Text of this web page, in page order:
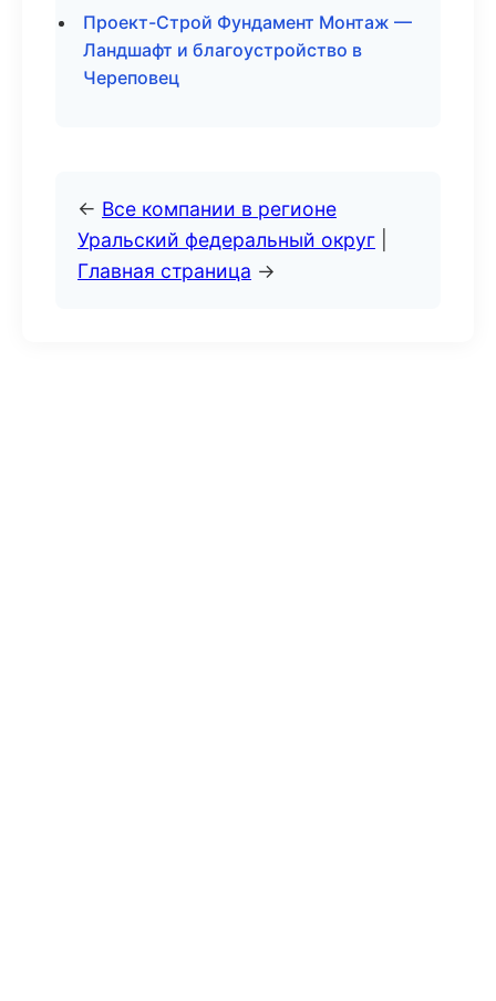
Проект-Строй Фундамент Монтаж —
Ландшафт и благоустройство в
Череповец
← Все компании в регионе
Уральский федеральный округ
Главная страница →